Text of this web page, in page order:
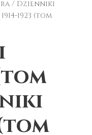
/ Dzienniki
1923 (tom
(tom